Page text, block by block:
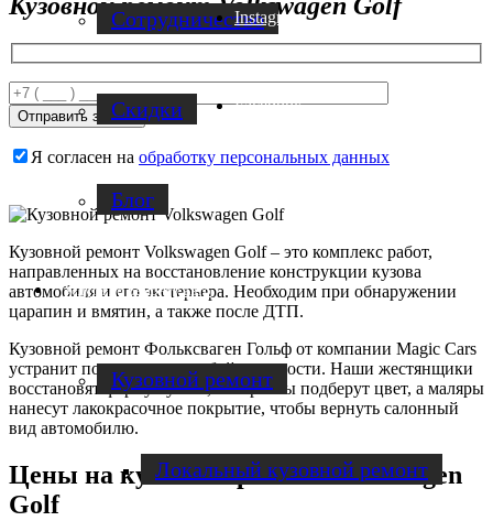
Cотрудничество
Скидки
Блог
Услуги по ремонту авто
Кузовной ремонт
Локальный кузовной ремонт
Instagram
Facebook
Я согласен на обработку персональных данных
Кузовной ремонт Volkswagen Golf – это комплекс работ,
направленных на восстановление конструкции кузова
автомобиля и его экстерьера. Необходим при обнаружении
царапин и вмятин, а также после ДТП.
Кузовной ремонт Фольксваген Гольф от компании Magic Cars
устранит повреждения любой сложности. Наши жестянщики
восстановят форму кузова, колористы подберут цвет, а маляры
нанесут лакокрасочное покрытие, чтобы вернуть салонный
вид автомобилю.
Цены на кузовной ремонт Volkswagen
Golf